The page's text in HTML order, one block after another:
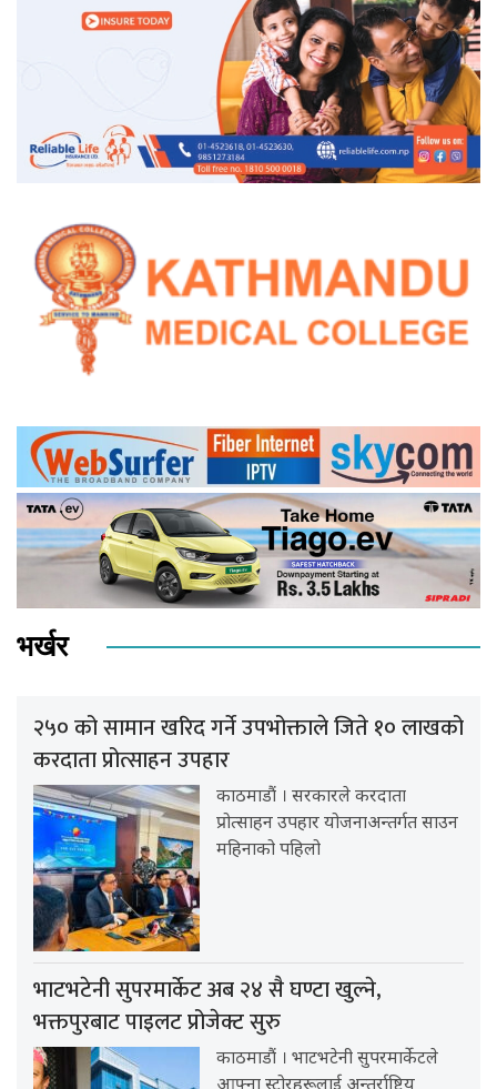
भर्खर
२५० को सामान खरिद गर्ने उपभोक्ताले जिते १० लाखको
करदाता प्रोत्साहन उपहार
काठमाडौं । सरकारले करदाता
प्रोत्साहन उपहार योजनाअन्तर्गत साउन
महिनाको पहिलो
भाटभटेनी सुपरमार्केट अब २४ सै घण्टा खुल्ने,
भक्तपुरबाट पाइलट प्रोजेक्ट सुरु
काठमाडौं । भाटभटेनी सुपरमार्केटले